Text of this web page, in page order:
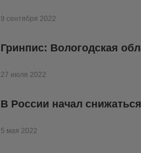
9 сентября 2022
Гринпис: Вологодская
27 июля 2022
В России начал
5 мая 2022